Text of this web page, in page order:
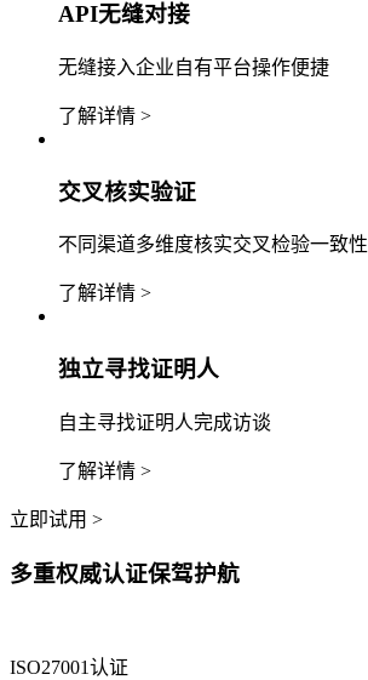
API无缝对接
无缝接入企业自有平台操作便捷
了解详情 >
交叉核实验证
不同渠道多维度核实交叉检验一致性
了解详情 >
独立寻找证明人
自主寻找证明人完成访谈
了解详情 >
立即试用 >
多重权威认证保驾护航
ISO27001认证